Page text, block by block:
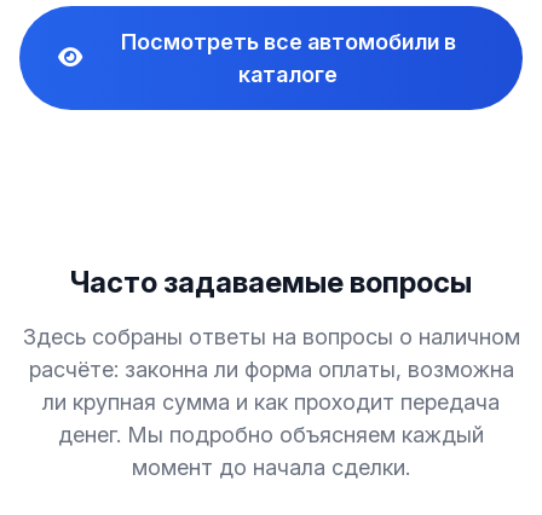
Посмотреть все автомобили в
каталоге
Часто задаваемые вопросы
Здесь собраны ответы на вопросы о наличном
расчёте: законна ли форма оплаты, возможна
ли крупная сумма и как проходит передача
денег. Мы подробно объясняем каждый
момент до начала сделки.